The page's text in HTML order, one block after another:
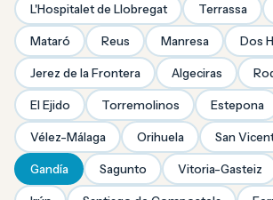
L'Hospitalet de Llobregat Terrassa
Mataró Reus Manresa Dos
Jerez de la Frontera Algeciras
El Ejido Torremolinos Estepona
Vélez-Málaga Orihuela San
Gandía Sagunto Vitoria-Gasteiz